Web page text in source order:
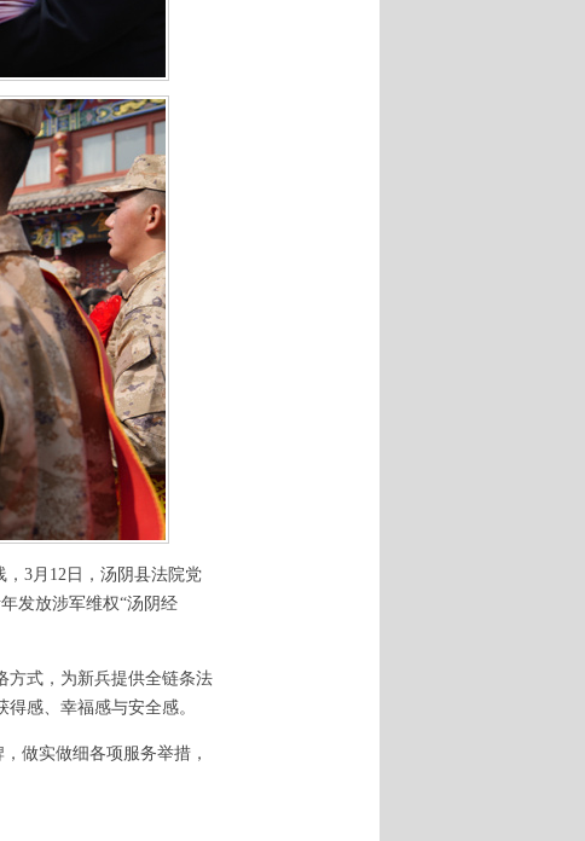
3月12日，汤阴县法院党
发放涉军维权“汤阴经
方式，为新兵提供全链条法
感、幸福感与安全感。
做实做细各项服务举措，